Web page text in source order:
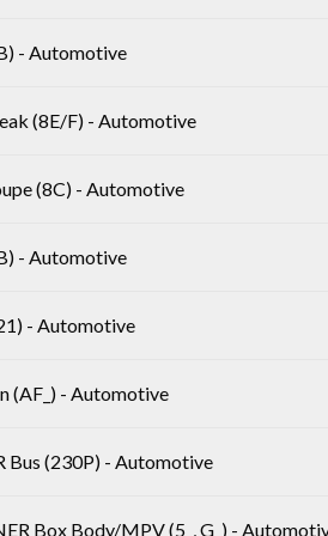
- Automotive
(8E/F) - Automotive
(8C) - Automotive
- Automotive
- Automotive
(AF_) - Automotive
Bus (230P) - Automotive
Box Body/MPV (5_, G_) -